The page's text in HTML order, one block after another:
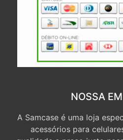
NOSSA
A Samcase é uma loja
acessórios para